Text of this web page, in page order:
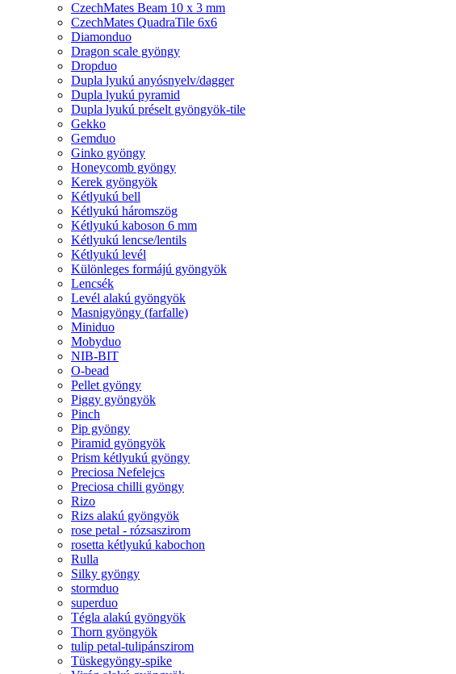
CzechMates Beam 10 x 3 mm
CzechMates QuadraTile 6x6
Diamonduo
Dragon scale gyöngy
Dropduo
Dupla lyukú anyósnyelv/dagger
Dupla lyukú pyramid
Dupla lyukú préselt gyöngyök-tile
Gekko
Gemduo
Ginko gyöngy
Honeycomb gyöngy
Kerek gyöngyök
Kétlyukú bell
Kétlyukú háromszög
Kétlyukú kaboson 6 mm
Kétlyukú lencse/lentils
Kétlyukú levél
Különleges formájú gyöngyök
Lencsék
Levél alakú gyöngyök
Masnigyöngy (farfalle)
Miniduo
Mobyduo
NIB-BIT
O-bead
Pellet gyöngy
Piggy gyöngyök
Pinch
Pip gyöngy
Piramid gyöngyök
Prism kétlyukú gyöngy
Preciosa Nefelejcs
Preciosa chilli gyöngy
Rizo
Rizs alakú gyöngyök
rose petal - rózsaszirom
rosetta kétlyukú kabochon
Rulla
Silky gyöngy
stormduo
superduo
Tégla alakú gyöngyök
Thorn gyöngyök
tulip petal-tulipánszirom
Tüskegyöngy-spike